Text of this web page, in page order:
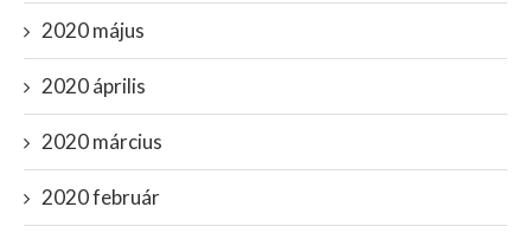
2020 május
2020 április
2020 március
2020 február